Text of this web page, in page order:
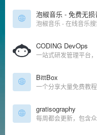
CODING DevOps
BittBox
gratisography
每周都会更新，包含